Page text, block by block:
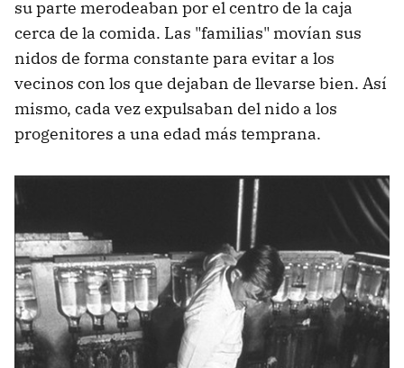
su parte merodeaban por el centro de la caja
cerca de la comida. Las "familias" movían sus
nidos de forma constante para evitar a los
vecinos con los que dejaban de llevarse bien. Así
mismo, cada vez expulsaban del nido a los
progenitores a una edad más temprana.